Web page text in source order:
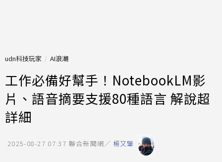
udn科技玩家 AI浪潮
工作必備好幫手！NotebookLM影
片、語音摘要支援80種語言 解說超
詳細
2025-08-27 07:37 聯合新聞網／ 楊又肇